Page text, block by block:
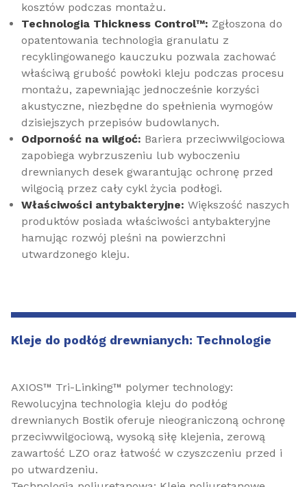
kosztów podczas montażu.
Technologia Thickness Control™: Zgłoszona do
opatentowania technologia granulatu z
recyklingowanego kauczuku pozwala zachować
właściwą grubość powłoki kleju podczas procesu
montażu, zapewniając jednocześnie korzyści
akustyczne, niezbędne do spełnienia wymogów
dzisiejszych przepisów budowlanych.
Odporność na wilgoć: Bariera przeciwwilgociowa
zapobiega wybrzuszeniu lub wyboczeniu
drewnianych desek gwarantując ochronę przed
wilgocią przez cały cykl życia podłogi.
Właściwości antybakteryjne: Większość naszych
produktów posiada właściwości antybakteryjne
hamując rozwój pleśni na powierzchni
utwardzonego kleju.
Kleje do podłóg drewnianych: Technologie
AXIOS™ Tri-Linking™ polymer technology:
Rewolucyjna technologia kleju do podłóg
drewnianych Bostik oferuje nieograniczoną ochronę
przeciwwilgociową, wysoką siłę klejenia, zerową
zawartość LZO oraz łatwość w czyszczeniu przed i
po utwardzeniu.